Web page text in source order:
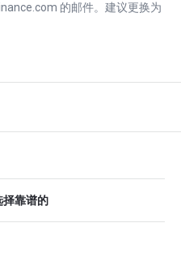
的邮件。建议更换为
择靠谱的